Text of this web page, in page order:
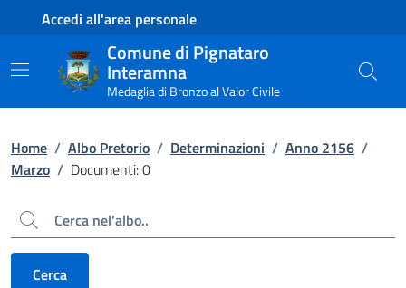
Contenuto principale
Piede di paginaAccedi all'area personale
Comune di Pignataro
Interamna
Medaglia di Bronzo al Valor Civile
Home / Albo Pretorio / Determinazioni / Anno 2156 /
Marzo / Documenti: 0
Cerca
Cerca